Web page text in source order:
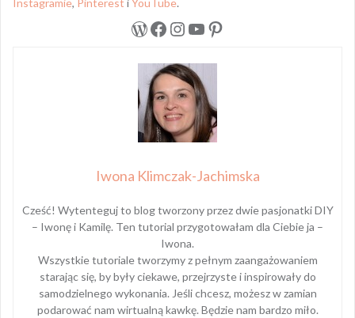
Instagramie, Pinterest i YouTube.
WordPress
Facebook
Instagram
YouTube
Pinterest
Iwona Klimczak-Jachimska
Cześć! Wytenteguj to blog tworzony przez dwie pasjonatki DIY
– Iwonę i Kamilę. Ten tutorial przygotowałam dla Ciebie ja –
Iwona.
Wszystkie tutoriale tworzymy z pełnym zaangażowaniem
starając się, by były ciekawe, przejrzyste i inspirowały do
samodzielnego wykonania. Jeśli chcesz, możesz w zamian
podarować nam wirtualną kawkę. Będzie nam bardzo miło.